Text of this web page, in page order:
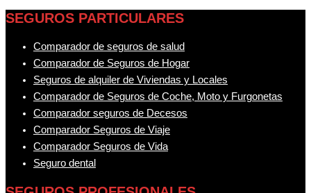
SEGUROS PARTICULARES
Comparador de seguros de salud
Comparador de Seguros de Hogar
Seguros de alquiler de Viviendas y Locales
Comparador de Seguros de Coche, Moto y Furgonetas
Comparador seguros de Decesos
Comparador Seguros de Viaje
Comparador Seguros de Vida
Seguro dental